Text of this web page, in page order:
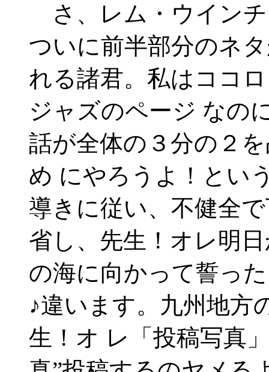
さ、レム・ウイン
ついに前半部分のネ
れる諸君。私はココ
ジャズのページ なの
話が全体の３分の２
め にやろうよ！とい
導きに従い、不健全
省し、先生！オレ明
の海に向かって誓っ
♪違います。九州地方
生！オ レ「投稿写真